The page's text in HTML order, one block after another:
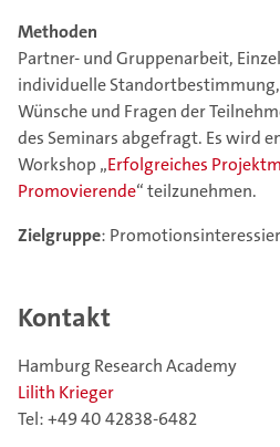
Methoden
Partner- und Gruppenarbeit,
individuelle
Wünsche und Fragen der
des Seminars abgefragt. Es wird
Workshop „Erfolgreiches
Promovierende“ teilzunehmen.
Zielgruppe:
Kontakt
Hamburg Research Academy
Lilith Krieger
Tel: +49 40 42838-6482